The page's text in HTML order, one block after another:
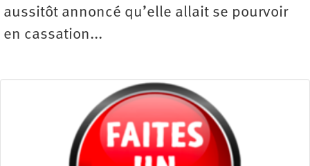
aussitôt annoncé qu’elle allait se pourvoir
en cassation...